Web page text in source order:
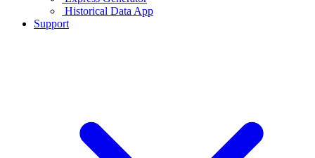
Historical Data App
Support